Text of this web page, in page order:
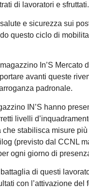
di lavoratori e sfruttati.
e sicurezza sui
questo ciclo di
In’S Mercato
avanti queste
padronale.
IN’S hanno
livelli
stabilisca misure
(previsto dal CCNL
ogni giorno di
di questi
con l’attivazione